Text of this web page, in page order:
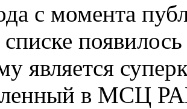
с момента
является
в МСЦ